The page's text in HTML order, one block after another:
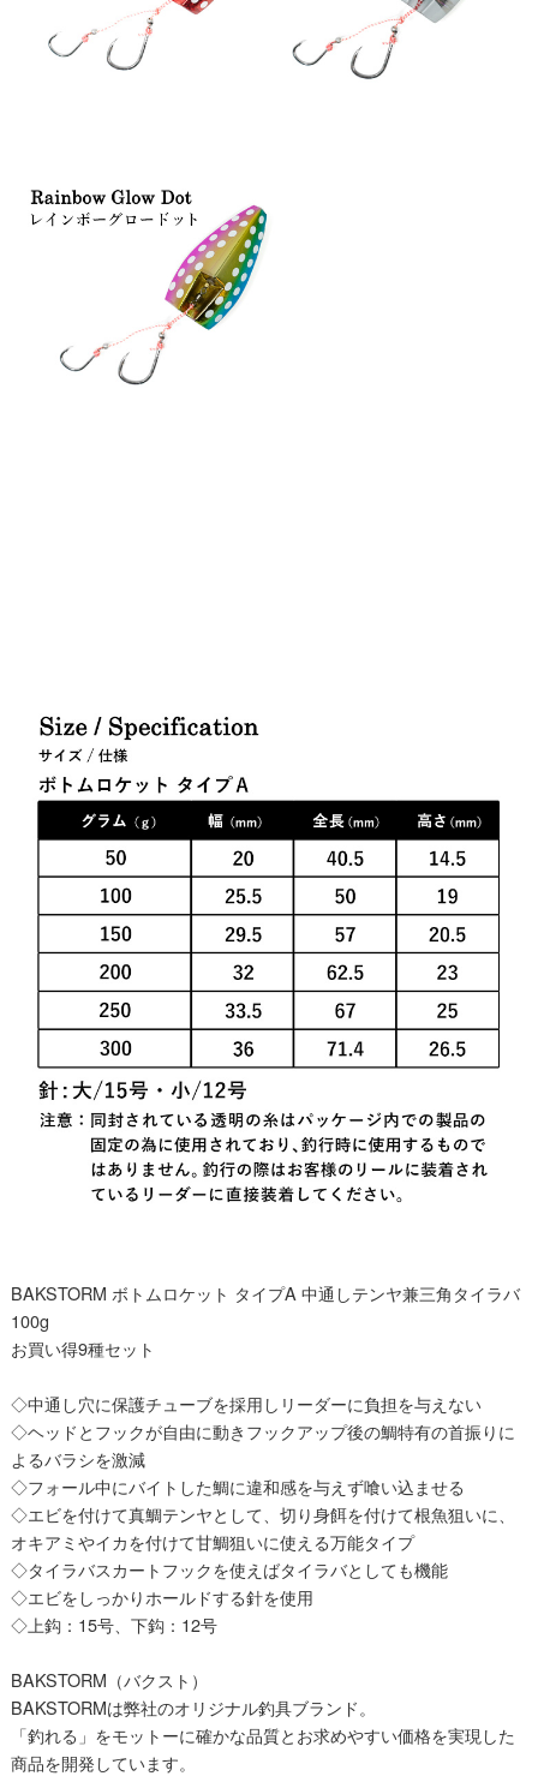
BAKSTORM ボトムロケット タイプA 中通しテンヤ兼三角タイラバ
100g
お買い得9種セット
◇中通し穴に保護チューブを採用しリーダーに負担を与えない
◇ヘッドとフックが自由に動きフックアップ後の鯛特有の首振りに
よるバラシを激減
◇フォール中にバイトした鯛に違和感を与えず喰い込ませる
◇エビを付けて真鯛テンヤとして、切り身餌を付けて根魚狙いに、
オキアミやイカを付けて甘鯛狙いに使える万能タイプ
◇タイラバスカートフックを使えばタイラバとしても機能
◇エビをしっかりホールドする針を使用
◇上鈎：15号、下鈎：12号
BAKSTORM（バクスト）
BAKSTORMは弊社のオリジナル釣具ブランド。
「釣れる」をモットーに確かな品質とお求めやすい価格を実現した
商品を開発しています。